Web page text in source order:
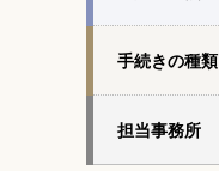
手続きの種類
担当事務所